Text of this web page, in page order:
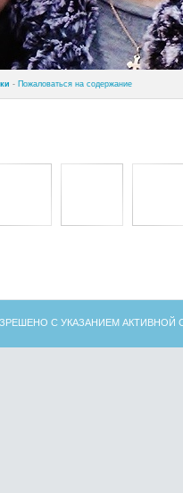
- Пожаловаться на содержание
С УКАЗАНИЕМ АКТИВНОЙ